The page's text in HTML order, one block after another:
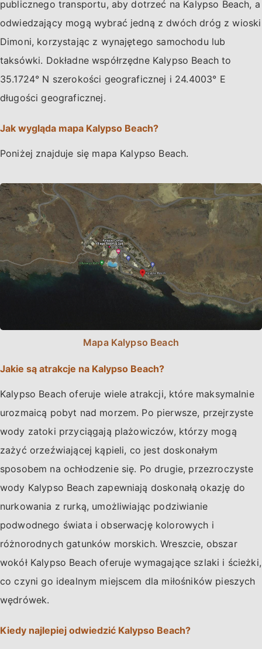
publicznego transportu, aby dotrzeć na Kalypso Beach, a
odwiedzający mogą wybrać jedną z dwóch dróg z wioski
Dimoni, korzystając z wynajętego samochodu lub
taksówki. Dokładne współrzędne Kalypso Beach to
35.1724° N szerokości geograficznej i 24.4003° E
długości geograficznej.
Jak wygląda mapa Kalypso Beach?
Poniżej znajduje się mapa Kalypso Beach.
Mapa Kalypso Beach
Jakie są atrakcje na Kalypso Beach?
Kalypso Beach oferuje wiele atrakcji, które maksymalnie
urozmaicą pobyt nad morzem. Po pierwsze, przejrzyste
wody zatoki przyciągają plażowiczów, którzy mogą
zażyć orzeźwiającej kąpieli, co jest doskonałym
sposobem na ochłodzenie się. Po drugie, przezroczyste
wody Kalypso Beach zapewniają doskonałą okazję do
nurkowania z rurką, umożliwiając podziwianie
podwodnego świata i obserwację kolorowych i
różnorodnych gatunków morskich. Wreszcie, obszar
wokół Kalypso Beach oferuje wymagające szlaki i ścieżki,
co czyni go idealnym miejscem dla miłośników pieszych
wędrówek.
Kiedy najlepiej odwiedzić Kalypso Beach?